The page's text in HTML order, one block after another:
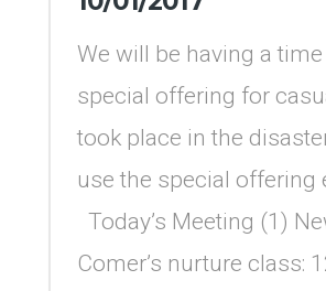
We will be having a
special offering for
took place in the
use the special offering
Today’s Meeting (1)
Comer’s nurture class: